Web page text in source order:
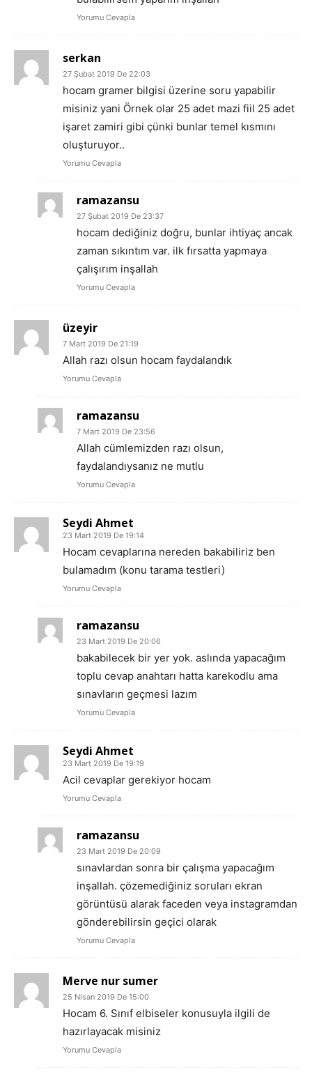
Yorumu Cevapla
serkan
27 Şubat 2019 De 22:03
hocam gramer bilgisi üzerine soru yapabilir
misiniz yani Örnek olar 25 adet mazi fiil 25 adet
işaret zamiri gibi çünki bunlar temel kısmını
oluşturuyor..
Yorumu Cevapla
ramazansu
27 Şubat 2019 De 23:37
hocam dediğiniz doğru, bunlar ihtiyaç ancak
zaman sıkıntım var. ilk fırsatta yapmaya
çalışırım inşallah
Yorumu Cevapla
üzeyir
7 Mart 2019 De 21:19
Allah razı olsun hocam faydalandık
Yorumu Cevapla
ramazansu
7 Mart 2019 De 23:56
Allah cümlemizden razı olsun,
faydalandıysanız ne mutlu
Yorumu Cevapla
Seydi Ahmet
23 Mart 2019 De 19:14
Hocam cevaplarına nereden bakabiliriz ben
bulamadım (konu tarama testleri)
Yorumu Cevapla
ramazansu
23 Mart 2019 De 20:06
bakabilecek bir yer yok. aslında yapacağım
toplu cevap anahtarı hatta karekodlu ama
sınavların geçmesi lazım
Yorumu Cevapla
Seydi Ahmet
23 Mart 2019 De 19:19
Acil cevaplar gerekiyor hocam
Yorumu Cevapla
ramazansu
23 Mart 2019 De 20:09
sınavlardan sonra bir çalışma yapacağım
inşallah. çözemediğiniz soruları ekran
görüntüsü alarak faceden veya instagramdan
gönderebilirsin geçici olarak
Yorumu Cevapla
Merve nur sumer
25 Nisan 2019 De 15:00
Hocam 6. Sınıf elbiseler konusuyla ilgili de
hazırlayacak misiniz
Yorumu Cevapla